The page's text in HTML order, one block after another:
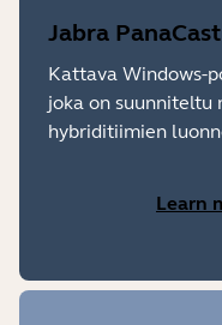
Jabra
Kattava Windows-
joka on suunniteltu
hybriditiimien
Learn